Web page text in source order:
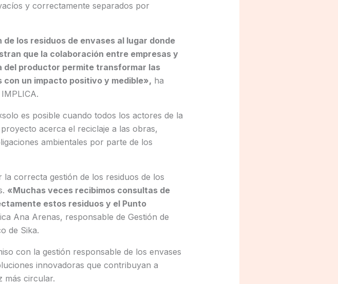
y correctamente separados por
los residuos de envases al lugar donde
que la colaboración entre empresas y
del productor permite transformar las
un impacto positivo y medible», ha
es posible cuando todos los actores de la
acerca el reciclaje a las obras,
ambientales por parte de los
correcta gestión de los residuos de los
«Muchas veces recibimos consultas de
estos residuos y el Punto
Ana Arenas, responsable de Gestión de
de Sika.
con la gestión responsable de los envases
innovadoras que contribuyan a
más circular.